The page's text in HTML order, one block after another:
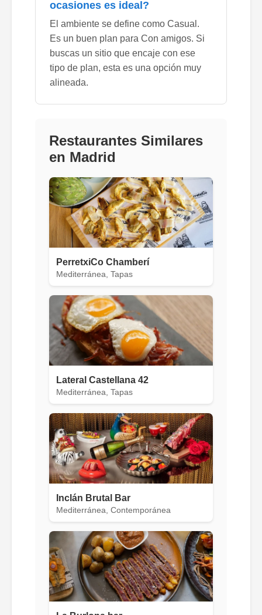
ocasiones es ideal?
El ambiente se define como Casual.
Es un buen plan para Con amigos. Si
buscas un sitio que encaje con ese
tipo de plan, esta es una opción muy
alineada.
Restaurantes Similares
en Madrid
PerretxiCo Chamberí
Mediterránea, Tapas
Lateral Castellana 42
Mediterránea, Tapas
Inclán Brutal Bar
Mediterránea, Contemporánea